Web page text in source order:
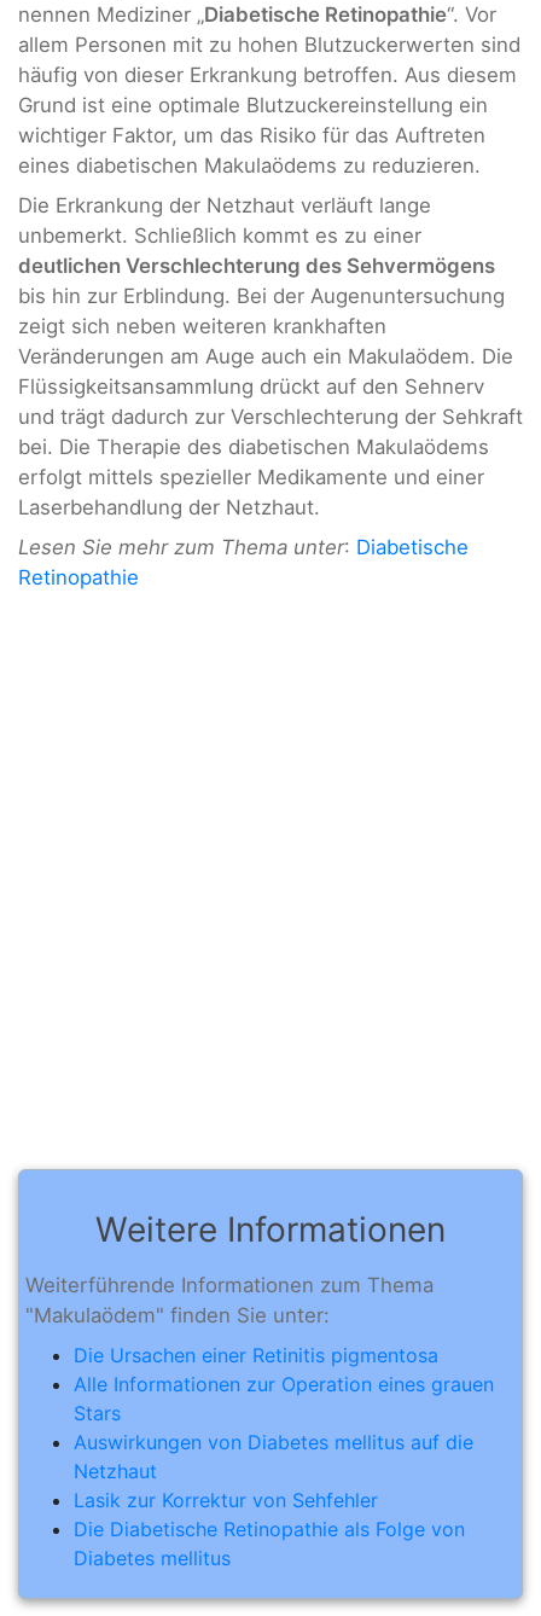
nennen Mediziner „Diabetische Retinopathie“. Vor
allem Personen mit zu hohen Blutzuckerwerten sind
häufig von dieser Erkrankung betroffen. Aus diesem
Grund ist eine optimale Blutzuckereinstellung ein
wichtiger Faktor, um das Risiko für das Auftreten
eines diabetischen Makulaödems zu reduzieren.
Die Erkrankung der Netzhaut verläuft lange
unbemerkt. Schließlich kommt es zu einer
deutlichen Verschlechterung des Sehvermögens
bis hin zur Erblindung. Bei der Augenuntersuchung
zeigt sich neben weiteren krankhaften
Veränderungen am Auge auch ein Makulaödem. Die
Flüssigkeitsansammlung drückt auf den Sehnerv
und trägt dadurch zur Verschlechterung der Sehkraft
bei. Die Therapie des diabetischen Makulaödems
erfolgt mittels spezieller Medikamente und einer
Laserbehandlung der Netzhaut.
Lesen Sie mehr zum Thema unter: Diabetische
Retinopathie
Weitere Informationen
Weiterführende Informationen zum Thema
"Makulaödem" finden Sie unter:
Die Ursachen einer Retinitis pigmentosa
Alle Informationen zur Operation eines grauen
Stars
Auswirkungen von Diabetes mellitus auf die
Netzhaut
Lasik zur Korrektur von Sehfehler
Die Diabetische Retinopathie als Folge von
Diabetes mellitus